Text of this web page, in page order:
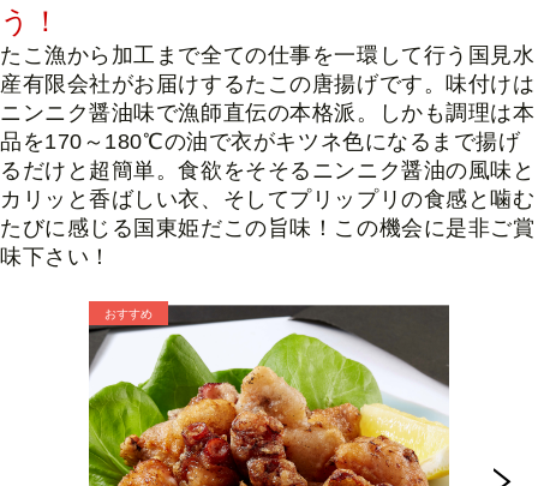
う！
たこ漁から加工まで全ての仕事を一環して行う国見水
産有限会社がお届けするたこの唐揚げです。味付けは
ニンニク醤油味で漁師直伝の本格派。しかも調理は本
品を170～180℃の油で衣がキツネ色になるまで揚げ
るだけと超簡単。食欲をそそるニンニク醤油の風味と
カリッと香ばしい衣、そしてプリップリの食感と噛む
たびに感じる国東姫だこの旨味！この機会に是非ご賞
味下さい！